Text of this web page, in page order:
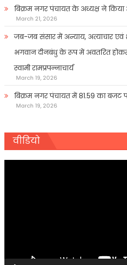
बिक्रम नगर पंचायत के अध्यक्ष ने किया
March 21, 2026
जब-जब संसार में अन्याय, अत्याचार एवं
भगवान दीनबंधु के रूप में अवतरित होकर
स्वामी रामप्रपन्नाचार्य
March 19, 2026
बिक्रम नगर पंचायत में 81.59 का बजट
March 19, 2026
वीडियो